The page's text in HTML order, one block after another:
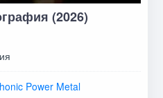
(2026)
Power Metal